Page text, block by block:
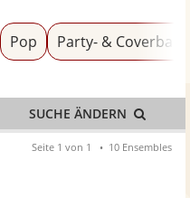
Pop Party- &
SUCHE ÄNDERN
Seite 1 von 1 10 Ensembles